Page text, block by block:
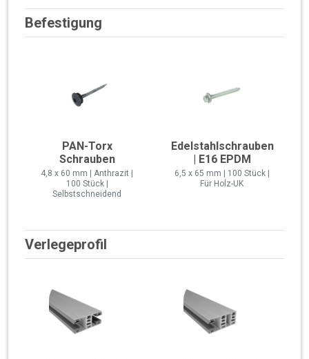
Befestigung
PAN-Torx
Schrauben
4,8 x 60 mm | Anthrazit |
100 Stück |
Selbstschneidend
Edelstahlschrauben
| E16 EPDM
6,5 x 65 mm | 100 Stück |
Für Holz-UK
Verlegeprofil